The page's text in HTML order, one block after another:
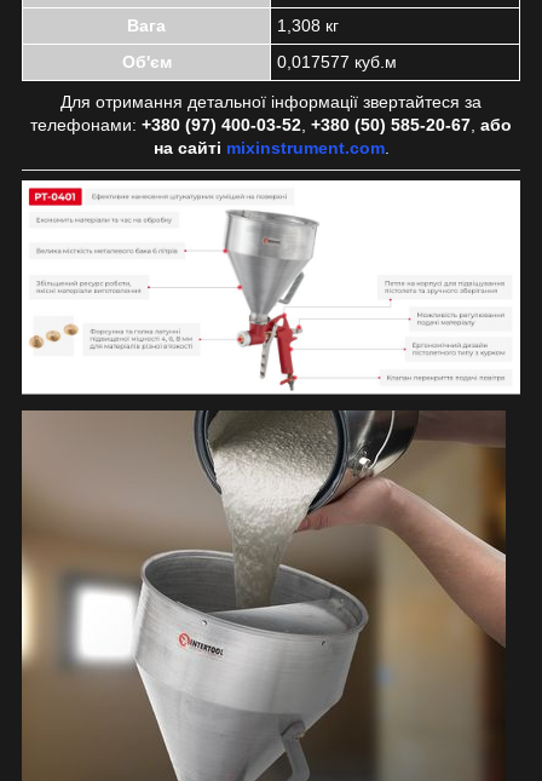
Вага
1,308 кг
Об'єм
0,017577 куб.м
Для отримання детальної інформації звертайтеся за
телефонами: +380 (97) 400-03-52 +380 (50) 585-20-67 або
на сайті mixinstrument.com.